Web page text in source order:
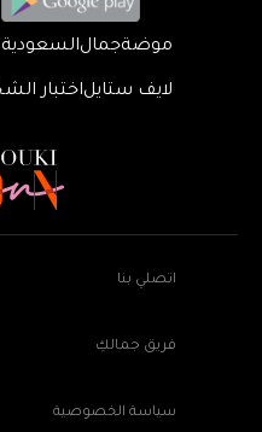
موضةجمالالسعودية
لايف ستايلاختبار
اتصلي بنا
فريق جمالكِ
سياسة الخصوصية